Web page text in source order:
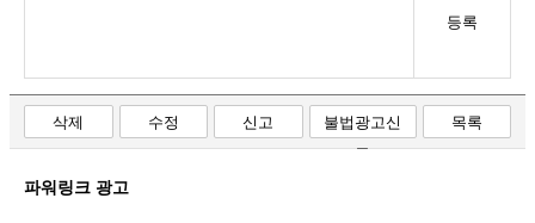
등록
삭제 수정 신고
불법광고신
고
목록
파워링크 광고